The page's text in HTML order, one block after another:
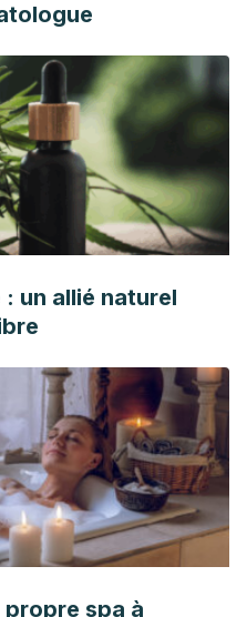
: un allié naturel
spa à